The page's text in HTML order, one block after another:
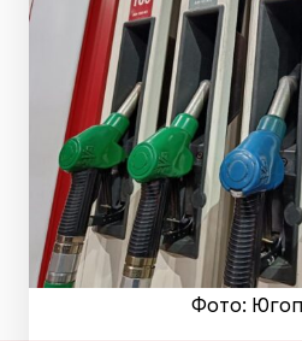
Фото: